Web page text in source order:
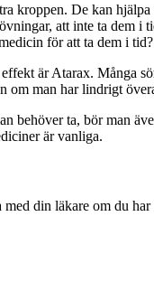
kroppen. De kan
att inte ta
för att ta dem i
är Atarax. Många
om man har lindrigt
ta, bör man
är vanliga.
din läkare om du